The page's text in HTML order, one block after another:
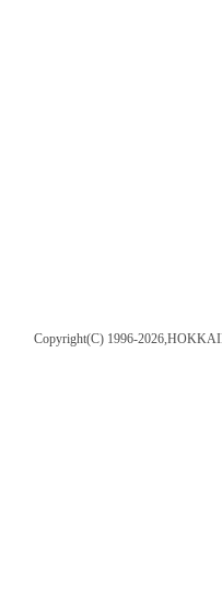
Copyright(C) 1996-